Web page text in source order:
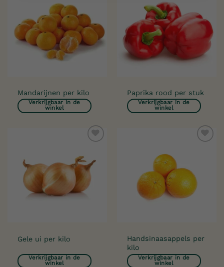
verlanglijst
Mandarijnen per kilo
Verkrijgbaar in de
winkel
verlanglijst
Paprika rood per stuk
Verkrijgbaar in de
winkel
aan
verlanglijst
Gele ui per kilo
Verkrijgbaar in de
winkel
Handsinaasappels per
kilo
Verkrijgbaar in de
winkel